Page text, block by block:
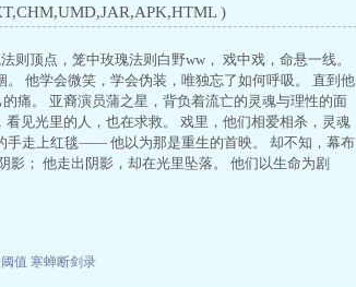
)
则顶点，笼中玫瑰法则白野ww， 戏中戏，命悬一线。
他学会微笑，学会伪装，唯独忘了如何呼吸。 直到他
痛。 亚裔演员蒲之星，背负着流亡的灵魂与理性的面
见光里的人，也在求救。 戏里，他们相爱相杀，灵魂
手走上红毯—— 他以为那是重生的首映。 却不知，幕布
； 他走出阴影，却在光里坠落。 他们以生命为剧
阈值 寒蝉断剑录